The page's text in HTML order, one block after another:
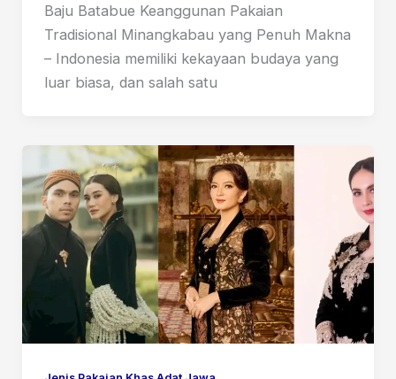
Baju Batabue Keanggunan Pakaian
Tradisional Minangkabau yang Penuh Makna
– Indonesia memiliki kekayaan budaya yang
luar biasa, dan salah satu